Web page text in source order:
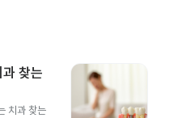
찾는
치과 찾는